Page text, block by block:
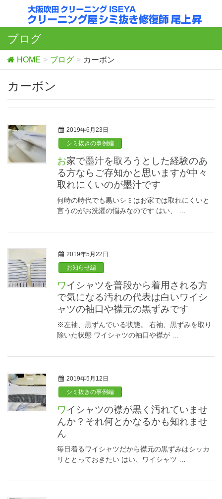
ブログ
HOME ブログ カーボン
カーボン
2019年6月23日
シミ抜きの事例編
お家で墨汁を取ろうとした経験のあ
る方ならご存知かと思いますが中々
取れにくいのが墨汁です
何時の時代でも黒いシミはお家では取れにくいと
言うのがお洗濯の悩みなのです はい、 …
2019年5月22日
お知らせ編
ワイシャツを普段から着用される方
で気になる汚れの代表は白いワイシ
ャツの袖口や襟元の黒ずみです
※左袖、黒ずんでいる状態。 右袖、黒ずみを取り
除いた状態 ワイシャツの袖口や襟が …
2019年5月12日
シミ抜きの事例編
ワイシャツの襟が黒く汚れていませ
んか？それ何とかなるかも知れませ
ん
毎日着るワイシャツだから襟元の黒ずみはシッカ
リととっておきたい はい、ワイシャツ …